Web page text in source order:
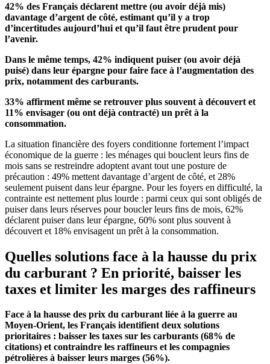
42% des Français déclarent mettre (ou avoir déjà mis)
davantage d’argent de côté, estimant qu’il y a trop
d’incertitudes aujourd’hui et qu’il faut être prudent pour
l’avenir.
Dans le même temps, 42% indiquent puiser (ou avoir déjà
puisé) dans leur épargne pour faire face à l’augmentation des
prix, notamment des carburants.
33% affirment même se retrouver plus souvent à découvert et
11% envisager (ou ont déjà contracté) un prêt à la
consommation.
La situation financière des foyers conditionne fortement l’impact
économique de la guerre : les ménages qui bouclent leurs fins de
mois sans se restreindre adoptent avant tout une posture de
précaution : 49% mettent davantage d’argent de côté, et 28%
seulement puisent dans leur épargne. Pour les foyers en difficulté, la
contrainte est nettement plus lourde : parmi ceux qui sont obligés de
puiser dans leurs réserves pour boucler leurs fins de mois, 62%
déclarent puiser dans leur épargne, 60% sont plus souvent à
découvert et 18% envisagent un prêt à la consommation.
Quelles solutions face à la hausse du prix
du carburant ? En priorité, baisser les
taxes et limiter les marges des raffineurs
Face à la hausse des prix du carburant liée à la guerre au
Moyen-Orient, les Français identifient deux solutions
prioritaires : baisser les taxes sur les carburants (68% de
citations) et contraindre les raffineurs et les compagnies
pétrolières à baisser leurs marges (56%).